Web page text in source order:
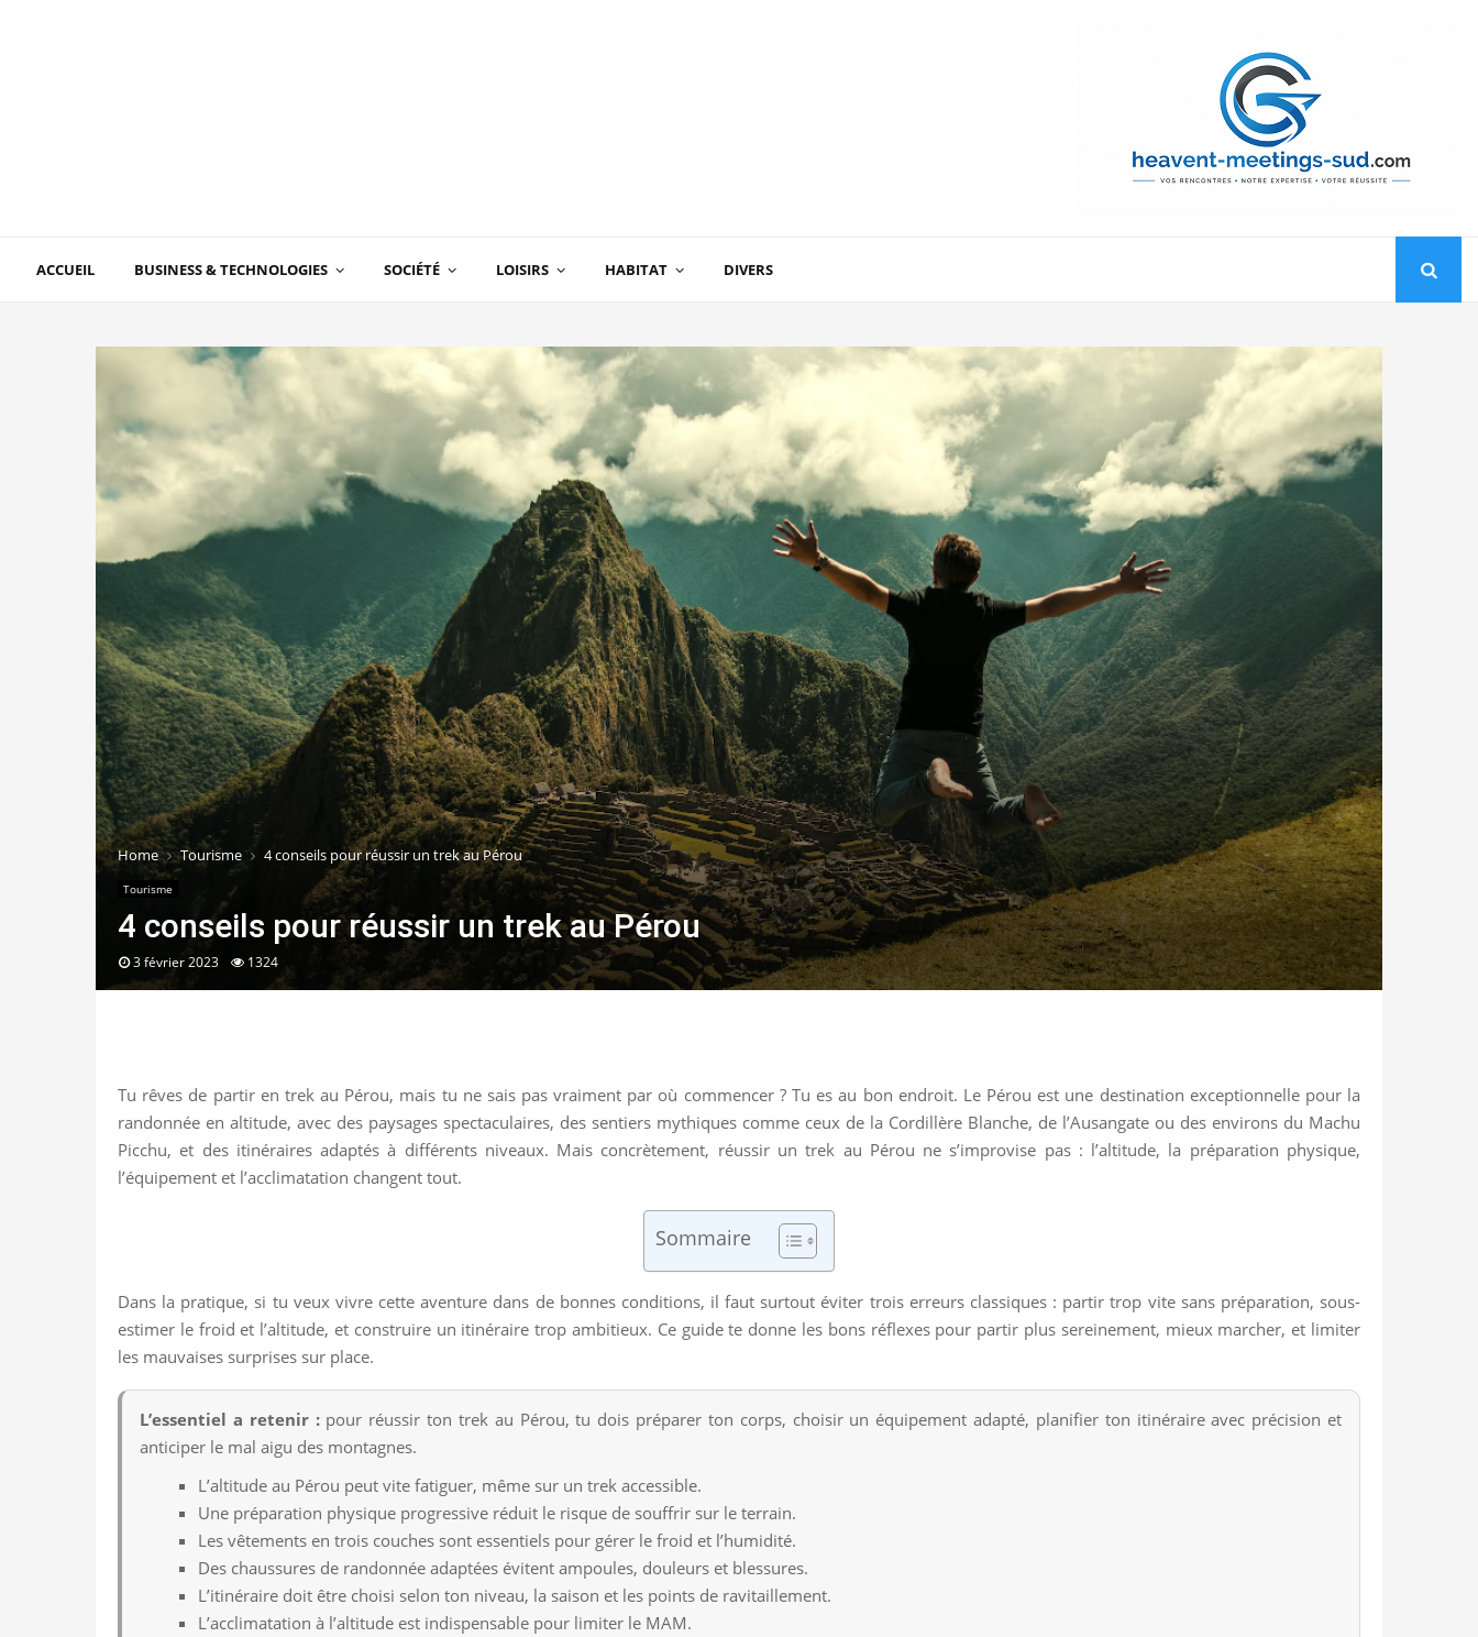
ACCUEIL BUSINESS & TECHNOLOGIES SOCIÉTÉ LOISIRS HABITAT DIVERS
Home Tourisme 4 conseils pour réussir un trek au Pérou
Tourisme
4 conseils pour réussir un trek au Pérou
3 février 2023 1324
Tu rêves de partir en trek au Pérou, mais tu ne sais pas vraiment par où commencer ? Tu es au bon endroit. Le Pérou est une destination exceptionnelle pour la
randonnée en altitude, avec des paysages spectaculaires, des sentiers mythiques comme ceux de la Cordillère Blanche, de l’Ausangate ou des environs du Machu
Picchu, et des itinéraires adaptés à différents niveaux. Mais concrètement, réussir un trek au Pérou ne s’improvise pas : l’altitude, la préparation physique,
l’équipement et l’acclimatation changent tout.
Sommaire
Dans la pratique, si tu veux vivre cette aventure dans de bonnes conditions, il faut surtout éviter trois erreurs classiques : partir trop vite sans préparation, sous-
estimer le froid et l’altitude, et construire un itinéraire trop ambitieux. Ce guide te donne les bons réflexes pour partir plus sereinement, mieux marcher, et limiter
les mauvaises surprises sur place.
L’essentiel a retenir :pour réussir ton trek au Pérou, tu dois préparer ton corps, choisir un équipement adapté, planifier ton itinéraire avec précision et
anticiper le mal aigu des montagnes.
L’altitude au Pérou peut vite fatiguer, même sur un trek accessible.
Une préparation physique progressive réduit le risque de souffrir sur le terrain.
Les vêtements en trois couches sont essentiels pour gérer le froid et l’humidité.
Des chaussures de randonnée adaptées évitent ampoules, douleurs et blessures.
L’itinéraire doit être choisi selon ton niveau, la saison et les points de ravitaillement.
L’acclimatation à l’altitude est indispensable pour limiter le MAM.